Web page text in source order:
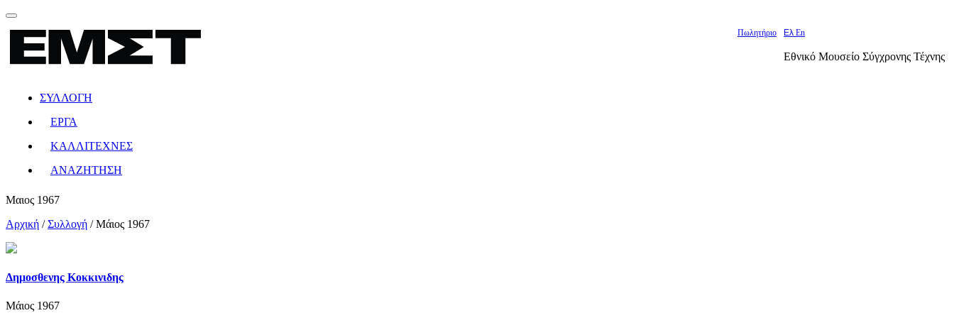
Πωλητήριο Ελ En
Εθνικό Μουσείο Σύγχρονης Τέχνης
ΣΥΛΛΟΓΗ
ΕΡΓΑ
ΚΑΛΛΙΤΕΧΝΕΣ
ΑΝΑΖΗΤΗΣΗ
Μαιος 1967
Αρχική /Συλλογή /Μάιος 1967
Δημοσθενης Κοκκινιδης
Μάιος 1967